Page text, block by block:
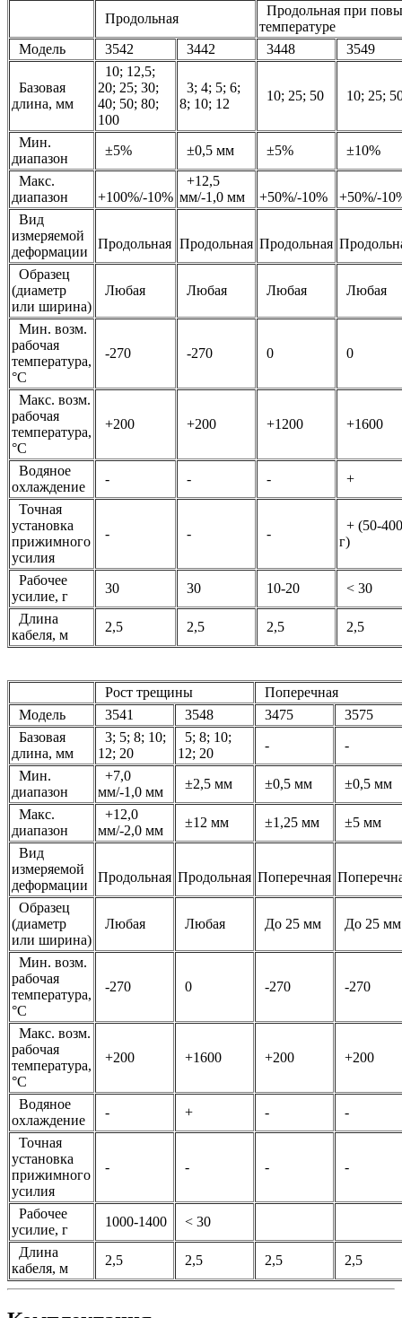
Продольная
Продольная при
температуре
Модель
3542 3442 3448 3549
Базовая
длина, мм
10; 12,5;
20; 25; 30;
40; 50; 80;
100
3; 4; 5; 6;
8; 10; 12
10; 25; 50 10; 25;
Мин.
диапазон
±5% ±0,5 мм ±5%
±10%
Макс.
диапазон
+100%/-10%
+12,5
мм/-1,0 мм
+50%/-10%
+50%/-
Вид
измеряемой
деформации
Продольная Продольная Продольная
Образец
(диаметр
или ширина)
Любая Любая Любая Любая
Мин. возм.
рабочая
температура,
°С
-270 -270 0 0
Макс. возм.
рабочая
температура,
°С
+200 +200 +1200 +1600
Водяное
охлаждение
- - -
+
Точная
установка
прижимного
усилия
- - -
+ (50-400
г)
Рабочее
усилие, г
30 30 10-20
< 30
Длина
кабеля, м
2,5 2,5 2,5 2,5
Рост трещины
Поперечная
Модель
3541 3548 3475
3575
Базовая
длина, мм
3; 5; 8; 10;
12; 20
5; 8; 10;
12; 20
-
-
Мин.
диапазон
+7,0
мм/-1,0 мм
±2,5 мм ±0,5 мм
±0,5 мм
Макс.
диапазон
+12,0
мм/-2,0 мм
±12 мм ±1,25 мм
±5 мм
Вид
измеряемой
деформации
Продольная Продольная Поперечная
Образец
(диаметр
или ширина)
Любая Любая До 25 мм До 25 мм
Мин. возм.
рабочая
температура,
°С
-270 0 -270 -270
Макс. возм.
рабочая
температура,
°С
+200 +1600 +200 +200
Водяное
охлаждение
- + -
-
Точная
установка
прижимного
усилия
- - - -
Рабочее
усилие, г
1000-1400
< 30
Длина
кабеля, м
2,5 2,5 2,5 2,5